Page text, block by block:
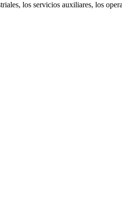
los servicios auxiliares, los